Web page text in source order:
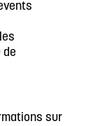
de
sur